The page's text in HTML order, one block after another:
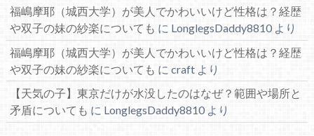
福嶋摩耶（城西大学）が美人でかわいいけど性格は？経歴
や双子の妹の紗楽についても に LonglegsDaddy8810より
福嶋摩耶（城西大学）が美人でかわいいけど性格は？経歴
や双子の妹の紗楽についても に craftより
【天気の子】東京だけが水没したのはなぜ？範囲や場所と
矛盾についても に LonglegsDaddy8810より